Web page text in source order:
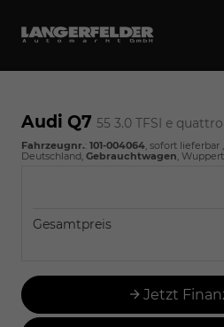
Audi Q7 55 3.0 TFSI e
Fahrzeugnr.: 101-004064, sofort lieferbar
Deutschland, Gebrauchtwagen,
Gesamtpreis
Jetzt